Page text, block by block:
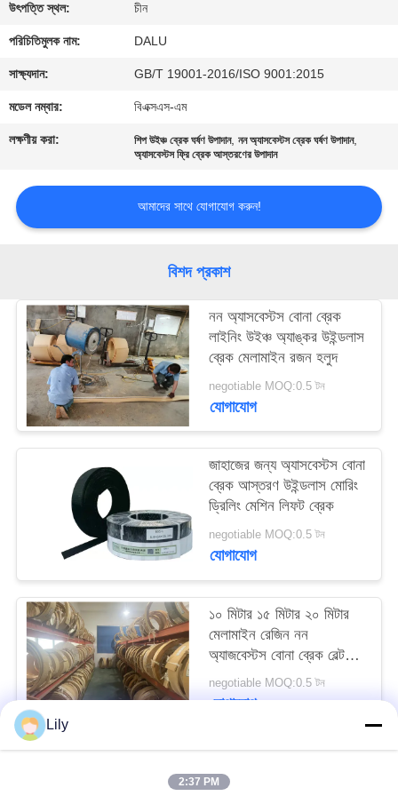
নিয়ন্ত্রণ
আমাদের
সাথে
যোগাযোগ
উদ্ধৃতির
সাইট
ম্যাপ
PRIVACY
POLICY
উৎপত্তি স্থল: চীন
পরিচিতিমুলক নাম: DALU
সাক্ষ্যদান: GB/T 19001-2016/ISO 9001:2015
মডেল নম্বার: বিএক্সএস-এম
লক্ষণীয় করা: শিপ উইঞ্চ ব্রেক ঘর্ষণ উপাদান,নন অ্যাসবেস্টস ব্রেক ঘর্ষণ উপাদান,
অ্যাসবেস্টস ফ্রি ব্রেক আস্তরণের উপাদান
আমাদের সাথে যোগাযোগ করুন!
বিশদ প্রকাশ
নন অ্যাসবেস্টস বোনা ব্রেক
লাইনিং উইঞ্চ অ্যাঙ্কর উইন্ডলাস
ব্রেক মেলামাইন রজন হলুদ
negotiable MOQ:0.5 টন
যোগাযোগ
জাহাজের জন্য অ্যাসবেস্টস বোনা
ব্রেক আস্তরণ উইন্ডলাস মোরিং
ড্রিলিং মেশিন লিফট ব্রেক
negotiable MOQ:0.5 টন
যোগাযোগ
১০ মিটার ১৫ মিটার ২০ মিটার
মেলামাইন রেজিন নন
অ্যাজবেস্টস বোনা ব্রেক বেল্ট
জাহাজের নোঙ্গর জন্য
negotiable MOQ:0.5 টন
যোগাযোগ
Lily
2:37 PM